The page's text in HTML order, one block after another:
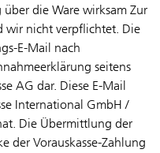
die Ware wirksam Zur
wir nicht verpflichtet. Die
E-Mail nach
seitens
AG dar. Diese E-Mail
International GmbH /
Die Übermittlung der
der Vorauskasse-Zahlung